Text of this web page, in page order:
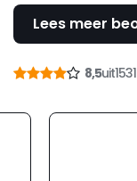
Lees meer
8,5uit